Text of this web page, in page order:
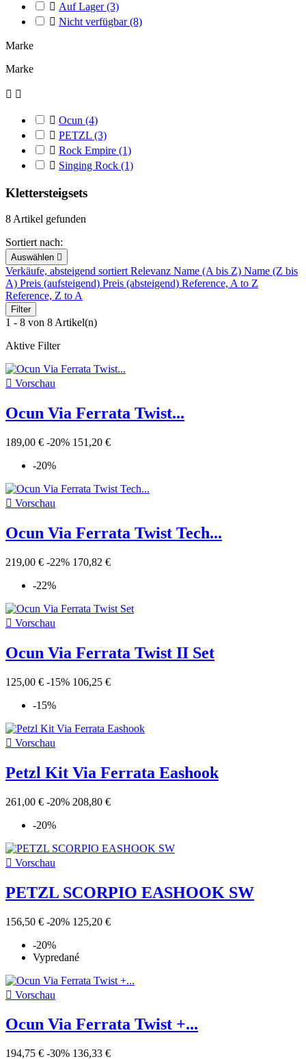
 Auf Lager(3)
 Nicht verfügbar(8)
Marke
Marke
 
 Ocun (4)
 PETZL (3)
 Rock Empire (1)
 Singing Rock (1)
Klettersteigsets
8 Artikel gefunden
Sortiert nach:
Auswählen 
Verkäufe, absteigend sortiertRelevanz Name (A bis Z) Name (Z bis
A) Preis (aufsteigend) Preis (absteigend) Reference, A to Z
Reference, Z to A
Filter
1 - 8 von 8 Artikel(n)
Aktive Filter
 Vorschau
Ocun Via Ferrata Twist...
189,00 € -20% 151,20 €
-20%
 Vorschau
Ocun Via Ferrata Twist Tech...
219,00 € -22% 170,82 €
-22%
 Vorschau
Ocun Via Ferrata Twist II Set
125,00 € -15% 106,25 €
-15%
 Vorschau
Petzl Kit Via Ferrata Eashook
261,00 € -20% 208,80 €
-20%
 Vorschau
PETZL SCORPIO EASHOOK SW
156,50 € -20% 125,20 €
-20%
Vypredané
 Vorschau
Ocun Via Ferrata Twist +...
194,75 € -30% 136,33 €